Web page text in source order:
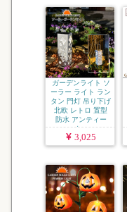
ガーデンライト ソ
ーラー ライト ラン
タン 門灯 吊り下げ
北欧 レトロ 置型
防水 アンティー
ク...
3,025